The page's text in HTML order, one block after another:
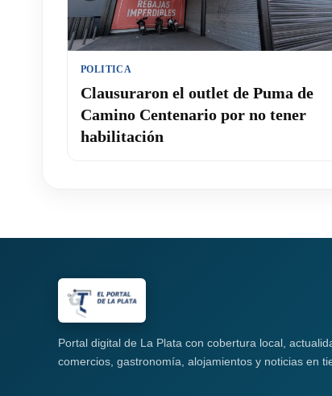
POLITICA
Clausuraron el outlet de Puma de
Camino Centenario por no tener
habilitación
Portal digital de La Plata con cobertura local,
comercios, gastronomía, alojamientos y noticias en